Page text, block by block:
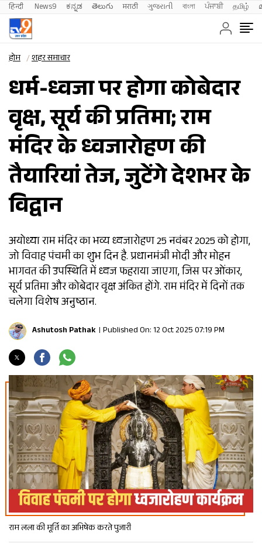
हिन्दी News9 ಕನ್ನಡ తెలుగు मराठी ગુજરાતી বাংলা ਪੰਜਾਬੀ தமிழ்
होम शहर समाचार
धर्म-ध्वजा पर होगा कोबेदार
वृक्ष, सूर्य की प्रतिमा; राम
मंदिर के ध्वजारोहण की
तैयारियां तेज, जुटेंगे देशभर के
विद्वान
अयोध्या राम मंदिर का भव्य ध्वजारोहण 25 नवंबर 2025 को होगा,
जो विवाह पंचमी का शुभ दिन है. प्रधानमंत्री मोदी और मोहन
भागवत की उपस्थिति में ध्वज फहराया जाएगा, जिस पर ओंकार,
सूर्य प्रतिमा और कोबेदार वृक्ष अंकित होंगे. राम मंदिर में दिनों तक
चलेगा विशेष अनुष्ठान.
Ashutosh Pathak Published On: 12 Oct 2025 07:19 PM
राम लला की मूर्ति का अभिषेक करते पुजारी